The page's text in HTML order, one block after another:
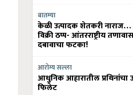
बातम्या
केळी उत्पादक शेतकरी
विक्री ठप्प- आंतरराष्ट्रीय
दबावाचा फटका!
आरोग्य सल्ला
आधुनिक आहारातील प्रथिनांचा
फिलेट